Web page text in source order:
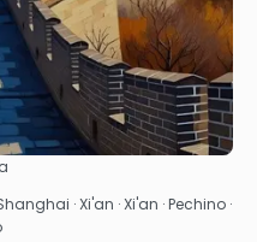
· Xi'an · Xi'an · Pechino ·